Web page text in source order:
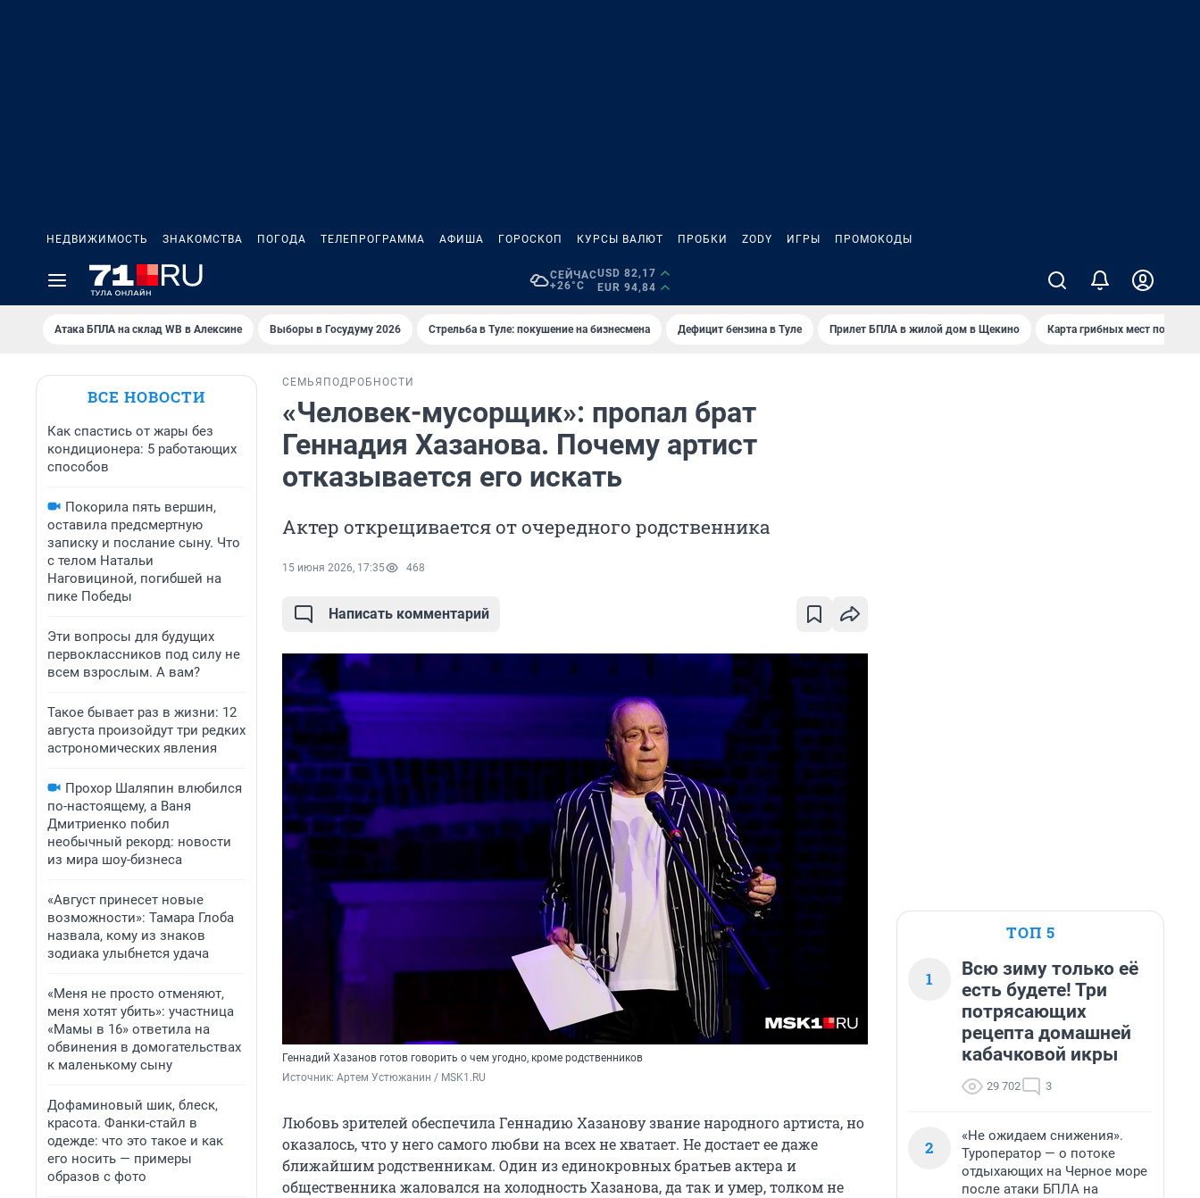
НЕДВИЖИМОСТЬ ЗНАКОМСТВА ПОГОДА ТЕЛЕПРОГРАММА АФИША ГОРОСКОП КУРСЫ ВАЛЮТ ПРОБКИ ZODY ИГРЫ ПРОМОКОДЫ
СЕЙЧАС
+26°C
USD 82,17
EUR 94,84
Атака БПЛА на склад WB в Алексине Выборы в Госудуму 2026 Стрельба в Туле: покушение на бизнесмена Дефицит бензина в Туле Прилет БПЛА в жилой дом в Щекино Карта грибных мест под
ВСЕ НОВОСТИ
Как спастись от жары без
кондиционера: 5 работающих
способов
Покорила пять вершин,
оставила предсмертную
записку и послание сыну. Что
с телом Натальи
Наговициной, погибшей на
пике Победы
Эти вопросы для будущих
первоклассников под силу не
всем взрослым. А вам?
Такое бывает раз в жизни: 12
августа произойдут три редких
астрономических явления
Прохор Шаляпин влюбился
по-настоящему, а Ваня
Дмитриенко побил
необычный рекорд: новости
из мира шоу-бизнеса
«Август принесет новые
возможности»: Тамара Глоба
назвала, кому из знаков
зодиака улыбнется удача
«Меня не просто отменяют,
меня хотят убить»: участница
«Мамы в 16» ответила на
обвинения в домогательствах
к маленькому сыну
Дофаминовый шик, блеск,
красота. Фанки-стайл в
одежде: что это такое и как
его носить — примеры
образов с фото
СЕМЬЯ ПОДРОБНОСТИ
«Человек-мусорщик»: пропал брат
Геннадия Хазанова. Почему артист
отказывается его искать
Актер открещивается от очередного родственника
15 июня 2026, 17:35 468
Написать комментарий
Геннадий Хазанов готов говорить о чем угодно, кроме родственников
Источник: Артем Устюжанин / MSK1 .RU
Любовь зрителей обеспечила Геннадию Хазанову звание народного артиста, но
оказалось, что у него самого любви на всех не хватает. Не достает ее даже
ближайшим родственникам. Один из единокровных братьев актера и
общественника жаловался на холодность Хазанова, да так и умер, толком не
ТОП 5
1
Всю зиму только её
есть будете! Три
потрясающих
рецепта домашней
кабачковой икры
29 702 3
2
«Не ожидаем снижения».
Туроператор — о потоке
отдыхающих на Черное море
после атаки БПЛА на